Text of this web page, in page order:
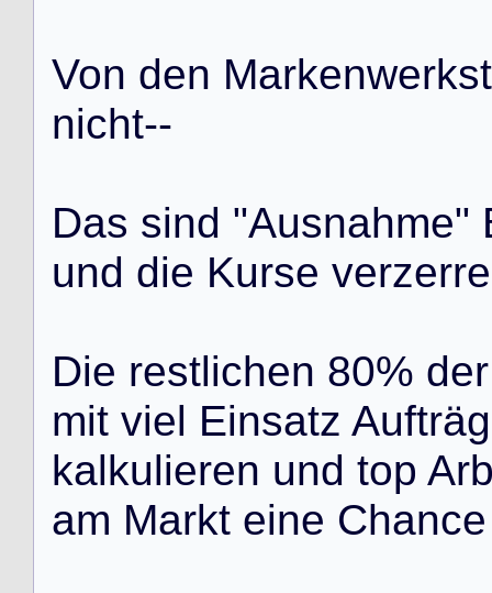
Von den Markenwerkst
nicht--
Das sind "Ausnahme"
und die Kurse verzerre
Die restlichen 80% der
mit viel Einsatz Aufträg
kalkulieren und top Ar
am Markt eine Chance